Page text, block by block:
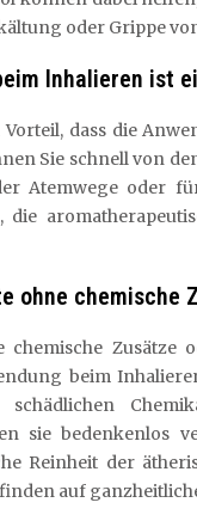
oder Grippe
Inhalieren ist
dass die
Sie schnell von
Atemwege oder
ohne chemische
Zusätze
beim
schädlichen
sie bedenkenlos
Reinheit der
auf